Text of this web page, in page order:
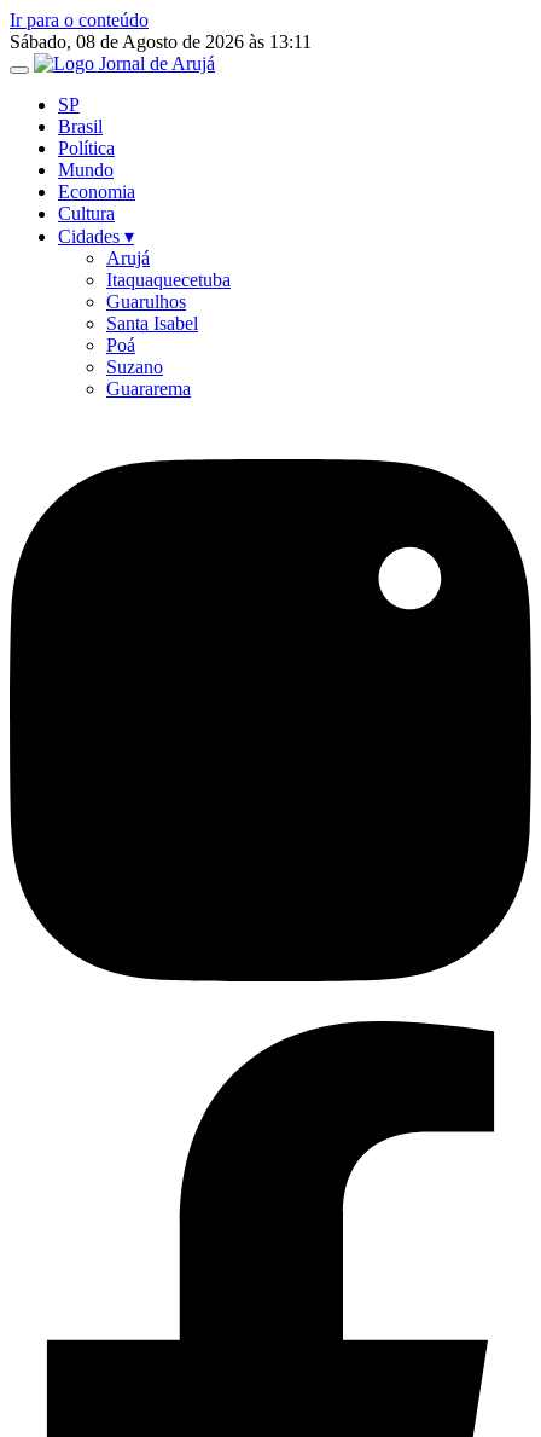
Ir para o conteúdo
Sábado, 08 de Agosto de 2026 às 13:11
SP
Brasil
Política
Mundo
Economia
Cultura
Cidades ▾
Arujá
Itaquaquecetuba
Guarulhos
Santa Isabel
Poá
Suzano
Guararema